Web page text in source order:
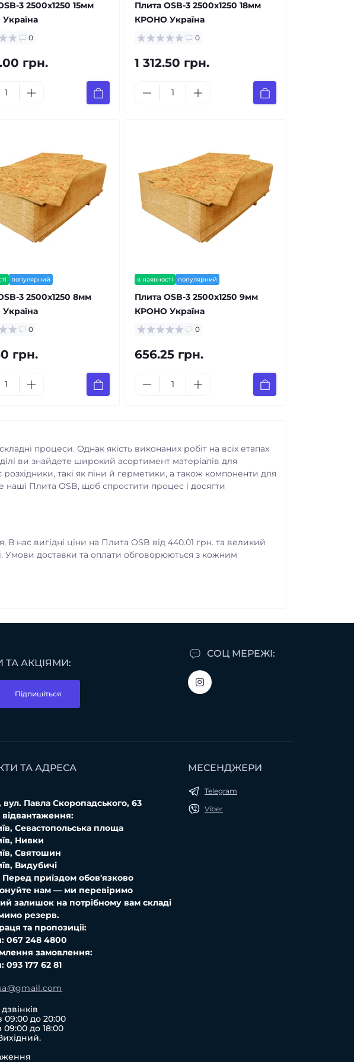
3 2500x1250 15мм
0
грн.
Плита OSB-3 2500x1250 18мм
КРОНО Україна
0
1 312.50 грн.
популярний
3 2500x1250 8мм
0
грн.
в наявності популярний
Плита OSB-3 2500x1250 9мм
КРОНО Україна
0
656.25 грн.
процеси. Однак якість виконаних робіт на всіх етапах
ви знайдете широкий асортимент матеріалів для
такі як піни й герметики, а також компоненти для
наші Плита OSB, щоб спростити процес і досягти
нас вигідні ціни на Плита OSB від 440.01 грн. та великий
Умови доставки та оплати обговорюються з кожним
СОЦ МЕРЕЖІ:
ТА АКЦІЯМИ:
Підпишіться
ТА АДРЕСА
вул. Павла Скоропадського, 63
відвантаження:
Севастопольська площа
Нивки
Святошин
Видубичі
Перед приїздом обов'язково
нам — ми перевіримо
залишок на потрібному вам складі
резерв.
та пропозиції:
067 248 4800
замовлення:
093 177 62 81
09:00 до 20:00
09:00 до 18:00
МЕСЕНДЖЕРИ
Telegram
Viber